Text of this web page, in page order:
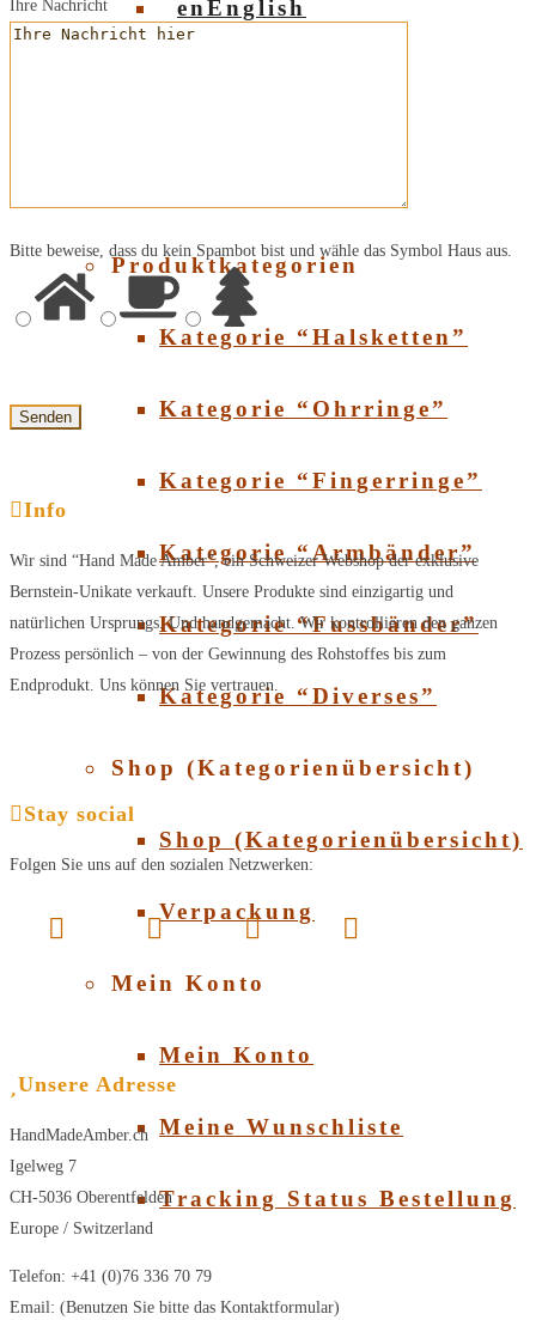
Produktkategorien
Kategorie “Halsketten”
Kategorie “Ohrringe”
Kategorie “Fingerringe”
Kategorie “Armbänder”
Kategorie “Fussbänder”
Kategorie “Diverses”
Shop (Kategorienübersicht)
Shop (Kategorienübersicht)
Verpackung
Mein Konto
Mein Konto
Meine Wunschliste
Tracking Status Bestellung
English
Ihre Nachricht
Bitte beweise, dass du kein Spambot bist und wähle das Symbol Haus aus.
Info
Wir sind “Hand Made Amber”, ein Schweizer Webshop der exklusive
Bernstein-Unikate verkauft. Unsere Produkte sind einzigartig und
natürlichen Ursprungs. Und handgemacht. Wir kontrollieren den ganzen
Prozess persönlich – von der Gewinnung des Rohstoffes bis zum
Endprodukt. Uns können Sie vertrauen.
Stay social
Folgen Sie uns auf den sozialen Netzwerken:
Unsere Adresse
HandMadeAmber.ch
Igelweg 7
CH-5036 Oberentfelden
Europe / Switzerland
Telefon: +41 (0)76 336 70 79
Email: (Benutzen Sie bitte das Kontaktformular)